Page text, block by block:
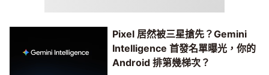
Pixel 居然被三星搶先？Gemini
Intelligence 首發名單曝光，你的
Android 排第幾梯次？